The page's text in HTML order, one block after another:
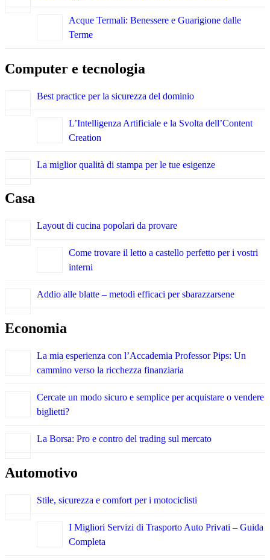
Acque Termali: Benessere e Guarigione dalle
Terme
Computer e tecnologia
Best practice per la sicurezza del dominio
L’Intelligenza Artificiale e la Svolta dell’Content
Creation
La miglior qualità di stampa per le tue esigenze
Casa
Layout di cucina popolari da provare
Come trovare il letto a castello perfetto per i vostri
interni
Addio alle blatte – metodi efficaci per sbarazzarsene
Economia
La mia esperienza con l’Accademia Professor Pips: Un
cammino verso la ricchezza finanziaria
Cercate un modo sicuro e semplice per acquistare o vendere
biglietti?
La Borsa: Pro e contro del trading sul mercato
Automotivo
Stile, sicurezza e comfort per i motociclisti
I Migliori Servizi di Trasporto Auto Privati – Guida
Completa